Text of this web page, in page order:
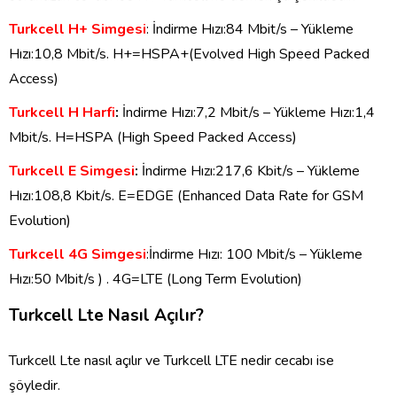
Turkcell H+ Simgesi: İndirme Hızı:84 Mbit/s – Yükleme
Hızı:10,8 Mbit/s. H+=HSPA+(Evolved High Speed Packed
Access)
Turkcell H Harfi: İndirme Hızı:7,2 Mbit/s – Yükleme Hızı:1,4
Mbit/s. H=HSPA (High Speed Packed Access)
Turkcell E Simgesi: İndirme Hızı:217,6 Kbit/s – Yükleme
Hızı:108,8 Kbit/s. E=EDGE (Enhanced Data Rate for GSM
Evolution)
Turkcell 4G Simgesi:İndirme Hızı: 100 Mbit/s – Yükleme
Hızı:50 Mbit/s ) . 4G=LTE (Long Term Evolution)
Turkcell Lte Nasıl Açılır?
Turkcell Lte nasıl açılır ve Turkcell LTE nedir cecabı ise
şöyledir.